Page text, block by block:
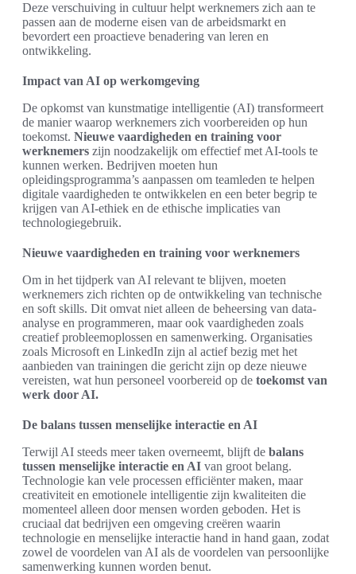
Deze verschuiving in cultuur helpt werknemers zich aan te
passen aan de moderne eisen van de arbeidsmarkt en
bevordert een proactieve benadering van leren en
ontwikkeling.
Impact van AI op werkomgeving
De opkomst van kunstmatige intelligentie (AI) transformeert
de manier waarop werknemers zich voorbereiden op hun
toekomst. Nieuwe vaardigheden en training voor
werknemers zijn noodzakelijk om effectief met AI-tools te
kunnen werken. Bedrijven moeten hun
opleidingsprogramma’s aanpassen om teamleden te helpen
digitale vaardigheden te ontwikkelen en een beter begrip te
krijgen van AI-ethiek en de ethische implicaties van
technologiegebruik.
Nieuwe vaardigheden en training voor werknemers
Om in het tijdperk van AI relevant te blijven, moeten
werknemers zich richten op de ontwikkeling van technische
en soft skills. Dit omvat niet alleen de beheersing van data-
analyse en programmeren, maar ook vaardigheden zoals
creatief probleemoplossen en samenwerking. Organisaties
zoals Microsoft en LinkedIn zijn al actief bezig met het
aanbieden van trainingen die gericht zijn op deze nieuwe
vereisten, wat hun personeel voorbereid op de toekomst van
werk door AI.
De balans tussen menselijke interactie en AI
Terwijl AI steeds meer taken overneemt, blijft de balans
tussen menselijke interactie en AI van groot belang.
Technologie kan vele processen efficiënter maken, maar
creativiteit en emotionele intelligentie zijn kwaliteiten die
momenteel alleen door mensen worden geboden. Het is
cruciaal dat bedrijven een omgeving creëren waarin
technologie en menselijke interactie hand in hand gaan, zodat
zowel de voordelen van AI als de voordelen van persoonlijke
samenwerking kunnen worden benut.